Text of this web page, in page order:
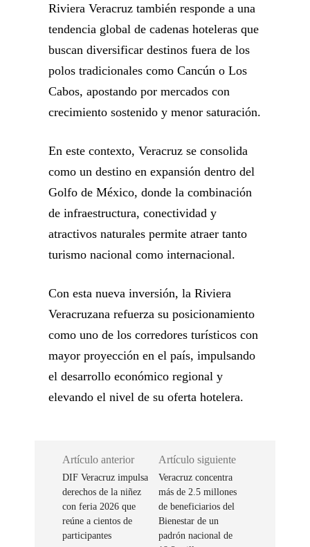
Riviera Veracruz también responde a una
tendencia global de cadenas hoteleras que
buscan diversificar destinos fuera de los
polos tradicionales como Cancún o Los
Cabos, apostando por mercados con
crecimiento sostenido y menor saturación.
En este contexto, Veracruz se consolida
como un destino en expansión dentro del
Golfo de México, donde la combinación
de infraestructura, conectividad y
atractivos naturales permite atraer tanto
turismo nacional como internacional.
Con esta nueva inversión, la Riviera
Veracruzana refuerza su posicionamiento
como uno de los corredores turísticos con
mayor proyección en el país, impulsando
el desarrollo económico regional y
elevando el nivel de su oferta hotelera.
Artículo anterior
DIF Veracruz impulsa
derechos de la niñez
con feria 2026 que
reúne a cientos de
participantes
Artículo siguiente
Veracruz concentra
más de 2.5 millones
de beneficiarios del
Bienestar de un
padrón nacional de